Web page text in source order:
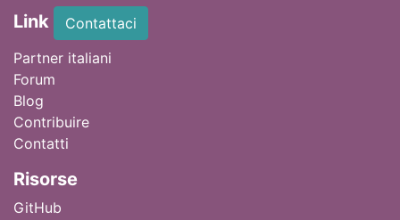
Link
Contattaci
Partner italiani
Forum
Blog
Contribuire
Contatti
Risorse
GitHub